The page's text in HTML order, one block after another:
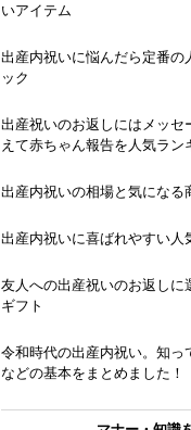
いアイテム
出産内祝いに悩んだら定番の
ック
出産祝いのお返しにはメッセ
えて赤ちゃん報告を人気ラン
出産内祝いの相場と気になる
出産内祝いに喜ばれやすい人
友人への出産祝いのお返しに
ギフト
令和時代の出産内祝い。知っ
などの基本をまとめました！